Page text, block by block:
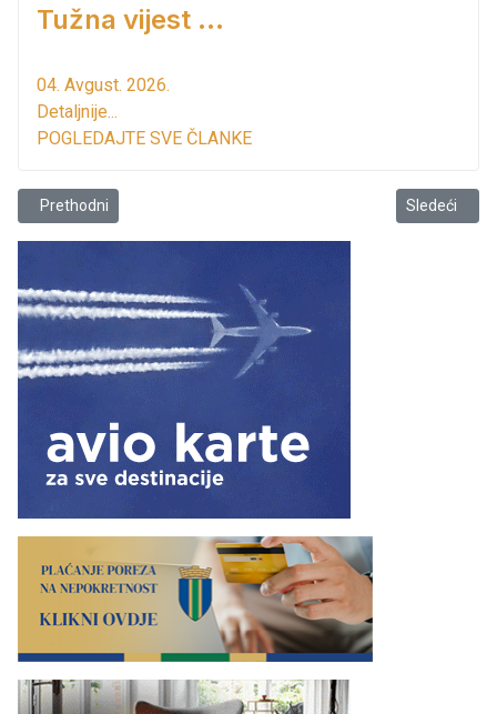
Tužna vijest ...
04. Avgust. 2026.
Detaljnije...
POGLEDAJTE SVE ČLANKE
Prethodni članak: Prijava za divlju deponiju guma
Prethodni Sledeći
Sledeći